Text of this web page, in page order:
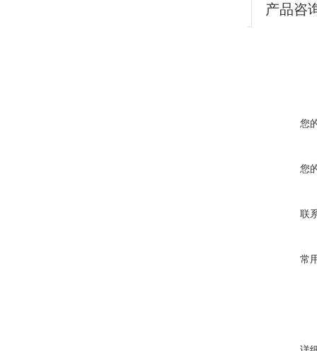
产品咨
您
您
联
常